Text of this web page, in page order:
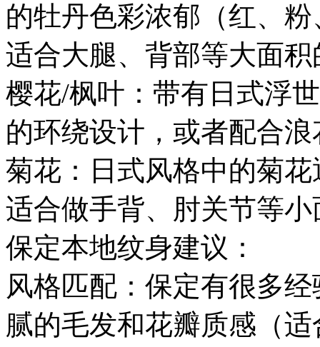
的牡丹色彩浓郁（红、
适合大腿、背部等大面
樱花/枫叶：带有日式浮
的环绕设计，或者配合
菊花：日式风格中的菊
适合做手背、肘关节等
保定本地纹身建议：
风格匹配：保定有很多
腻的毛发和花瓣质感（